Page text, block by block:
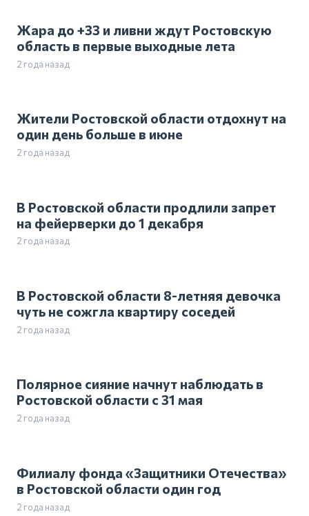
Жара до +33 и ливни ждут Ростовскую
область в первые выходные лета
2 года назад
Жители Ростовской области отдохнут на
один день больше в июне
2 года назад
В Ростовской области продлили запрет
на фейерверки до 1 декабря
2 года назад
В Ростовской области 8-летняя девочка
чуть не сожгла квартиру соседей
2 года назад
Полярное сияние начнут наблюдать в
Ростовской области с 31 мая
2 года назад
Филиалу фонда «Защитники Отечества»
в Ростовской области один год
2 года назад